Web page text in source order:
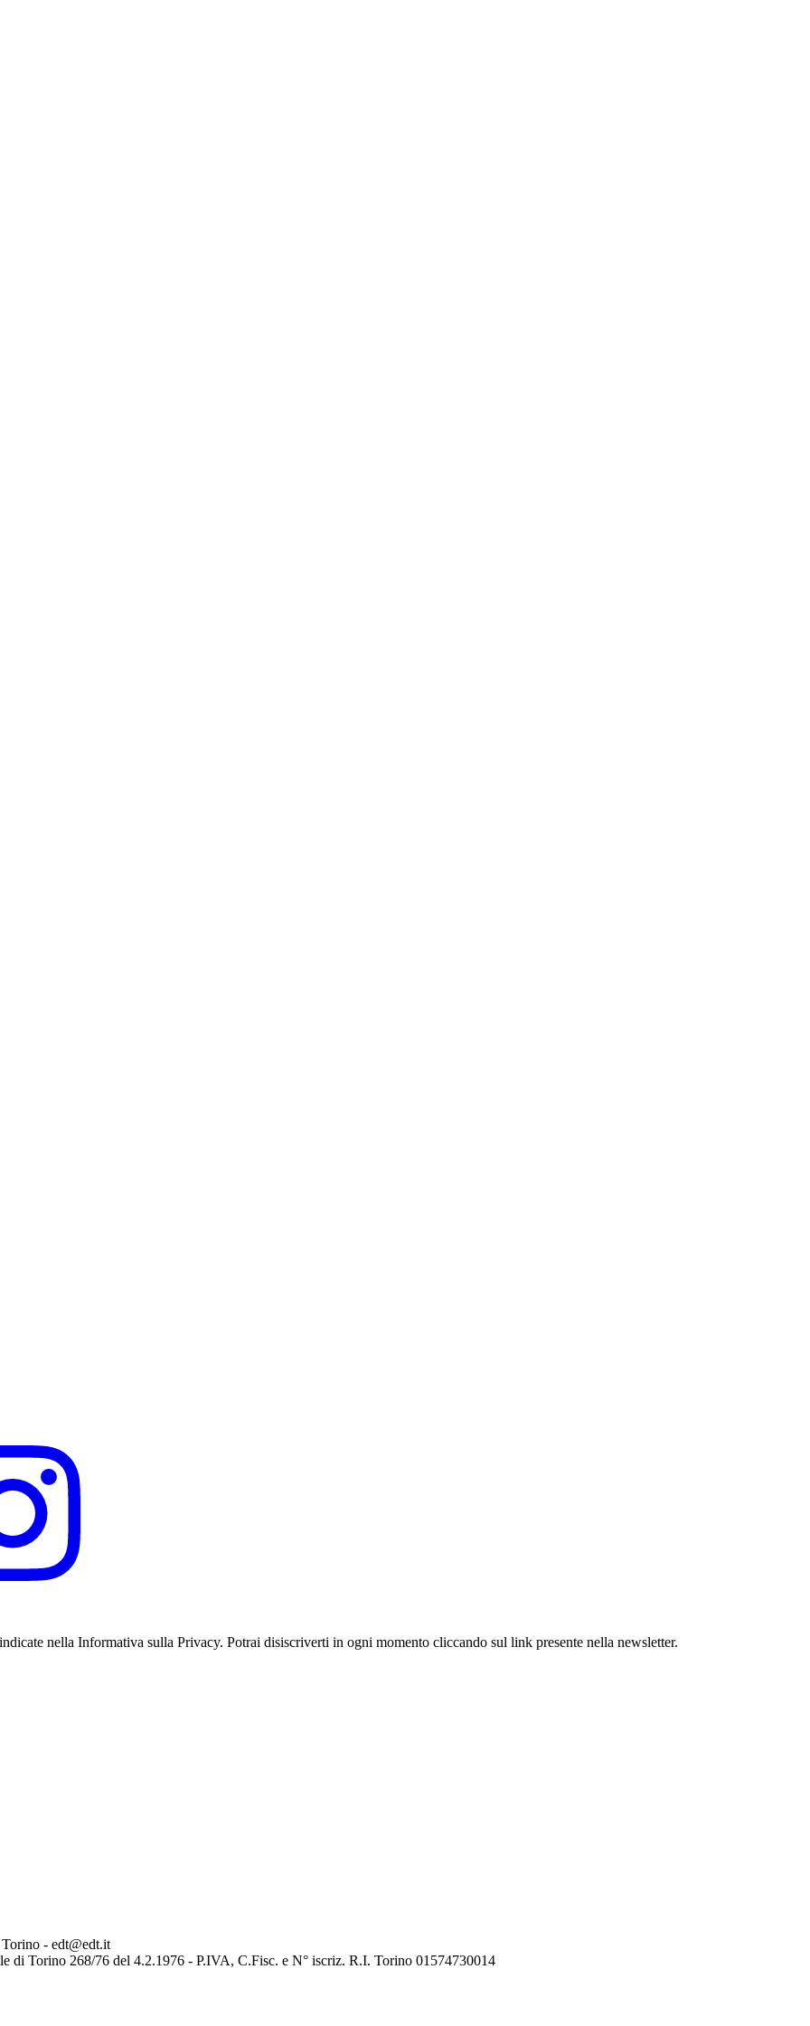
nella Informativa sulla Privacy. Potrai disiscriverti in ogni momento cliccando sul link presente nella newsletter.
- edt@edt.it
di Torino 268/76 del 4.2.1976 - P.IVA, C.Fisc. e N° iscriz. R.I. Torino 01574730014